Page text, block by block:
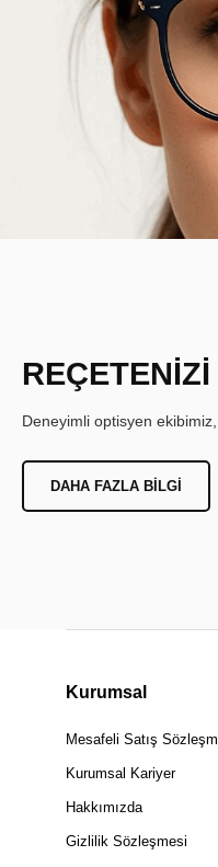
Deneyimli optisyen
DAHA FAZLA BILGI
Kurumsal
Mesafeli Satış
Kurumsal Kariyer
Hakkımızda
Gizlilik Sözleşmesi